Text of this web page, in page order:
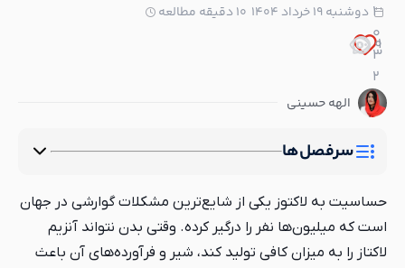
دوشنبه ۱۹ خرداد ۱۴۰۴ 10 دقیقه مطالعه
1
0
1
0
3
2
الهه حسینی
سرفصل‌ها
حساسیت به لاکتوز یکی از شایع‌ترین مشکلات گوارشی در جهان
است که میلیون‌ها نفر را درگیر کرده. وقتی بدن نتواند آنزیم
لاکتاز را به میزان کافی تولید کند، شیر و فرآورده‌های آن باعث